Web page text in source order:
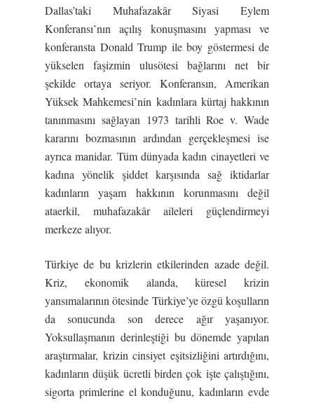
Dallas’taki Muhafazakâr Siyasi Eylem
Konferansı’nın açılış konuşmasını yapması ve
konferansta Donald Trump ile boy göstermesi de
yükselen faşizmin ulusötesi bağlarını net bir
şekilde ortaya seriyor. Konferansın, Amerikan
Yüksek Mahkemesi’nin kadınlara kürtaj hakkının
tanınmasını sağlayan 1973 tarihli Roe v. Wade
kararını bozmasının ardından gerçekleşmesi ise
ayrıca manidar. Tüm dünyada kadın cinayetleri ve
kadına yönelik şiddet karşısında sağ iktidarlar
kadınların yaşam hakkının korunmasını değil
ataerkil, muhafazakâr aileleri güçlendirmeyi
merkeze alıyor.
Türkiye de bu krizlerin etkilerinden azade değil.
Kriz, ekonomik alanda, küresel krizin
yansımalarının ötesinde Türkiye’ye özgü koşulların
da sonucunda son derece ağır yaşanıyor.
Yoksullaşmanın derinleştiği bu dönemde yapılan
araştırmalar, krizin cinsiyet eşitsizliğini artırdığını,
kadınların düşük ücretli birden çok işte çalıştığını,
sigorta primlerine el konduğunu, kadınların evde